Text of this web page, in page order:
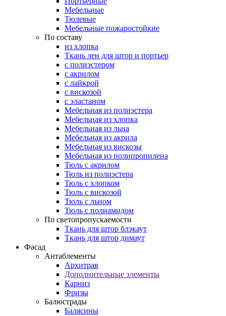
Мебельные
Тюлевые
Мебельные пожаростойкие
По составу
из хлопка
Ткань лен для штор и портьер
с полиэстером
с акрилом
с лайкрой
с вискозой
с эластаном
Мебельная из полиэстера
Мебельная из хлопка
Мебельная из льна
Мебельная из акрила
Мебельная из вискозы
Мебельная из полипропилена
Тюль с акрилом
Тюль из полиэстера
Тюль с хлопком
Тюль с вискозой
Тюль с льном
Тюль с полиамидом
По светопропускаемости
Ткань для штор блэкаут
Ткань для штор димаут
Фасад
Антаблементы
Архитрав
Дополнительные элементы
Карниз
Фризы
Балюстрады
Балясины